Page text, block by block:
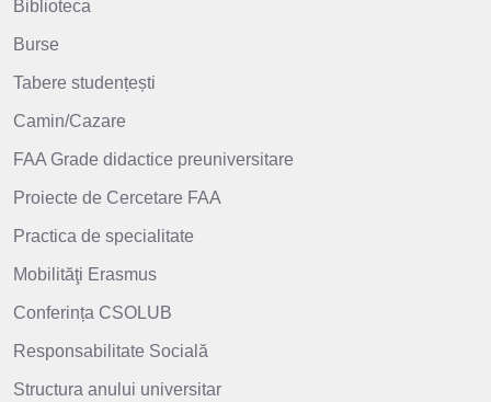
Biblioteca
Burse
Tabere studențești
Camin/Cazare
FAA Grade didactice preuniversitare
Proiecte de Cercetare FAA
Practica de specialitate
Mobilităţi Erasmus
Conferința CSOLUB
Responsabilitate Socială
Structura anului universitar